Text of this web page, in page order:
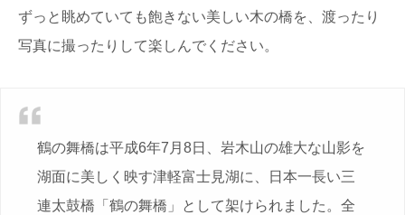
ずっと眺めていても飽きない美しい木の橋を、渡ったり
写真に撮ったりして楽しんでください。
鶴の舞橋は平成6年7月8日、岩木山の雄大な山影を
湖面に美しく映す津軽富士見湖に、日本一長い三
連太鼓橋「鶴の舞橋」として架けられました。全